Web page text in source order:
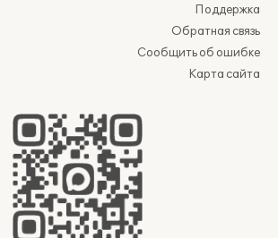
Поддержка
Обратная связь
Сообщить об ошибке
Карта сайта